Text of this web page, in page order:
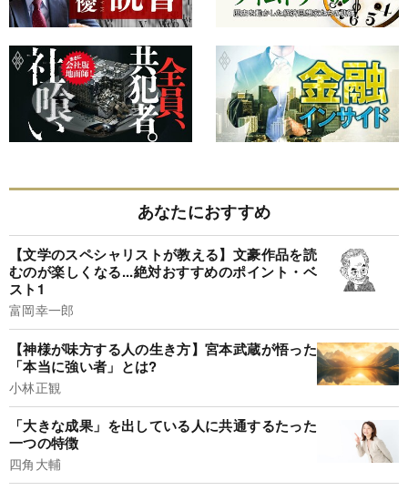
あなたにおすすめ
【文学のスペシャリストが教える】文豪作品を読
むのが楽しくなる...絶対おすすめのポイント・ベ
スト1
富岡幸一郎
【神様が味方する人の生き方】宮本武蔵が悟った
「本当に強い者」とは?
小林正観
「大きな成果」を出している人に共通するたった
一つの特徴
四角大輔